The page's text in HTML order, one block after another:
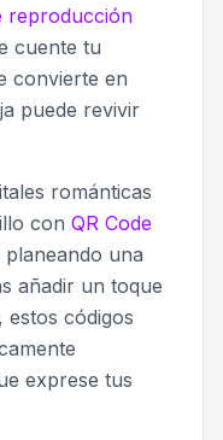
reproducción
cuente tu
convierte en
puede revivir
románticas
con QR Code
planeando una
añadir un toque
estos códigos
exprese tus